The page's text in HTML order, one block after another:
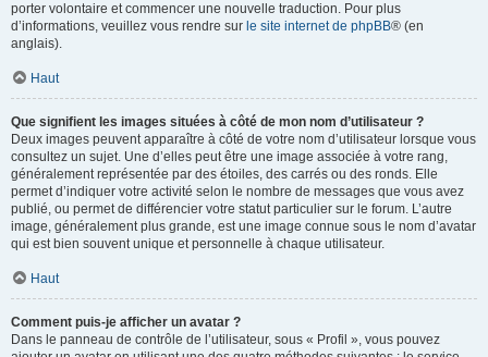
porter volontaire et commencer une nouvelle traduction. Pour plus
d’informations, veuillez vous rendre sur le site internet de phpBB® (en
anglais).
Haut
Que signifient les images situées à côté de mon nom d’utilisateur ?
Deux images peuvent apparaître à côté de votre nom d’utilisateur lorsque vous
consultez un sujet. Une d’elles peut être une image associée à votre rang,
généralement représentée par des étoiles, des carrés ou des ronds. Elle
permet d’indiquer votre activité selon le nombre de messages que vous avez
publié, ou permet de différencier votre statut particulier sur le forum. L’autre
image, généralement plus grande, est une image connue sous le nom d’avatar
qui est bien souvent unique et personnelle à chaque utilisateur.
Haut
Comment puis-je afficher un avatar ?
Dans le panneau de contrôle de l’utilisateur, sous « Profil », vous pouvez